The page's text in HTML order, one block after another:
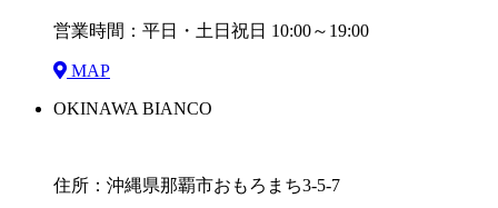
営業時間：平日・土日祝日 10:00～19:00
MAP
OKINAWA BIANCO
住所：沖縄県那覇市おもろまち3-5-7